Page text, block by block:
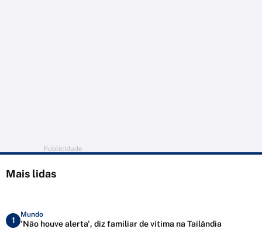
Publicidade
Mais lidas
1
Mundo
'Não houve alerta', diz familiar de vítima na Tailândia